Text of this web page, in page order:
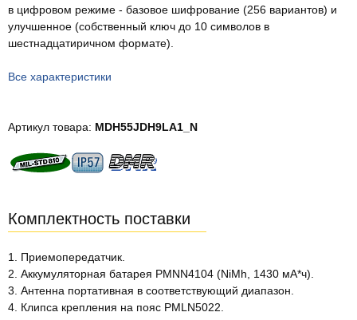
в цифровом режиме - базовое шифрование (256 вариантов) и
улучшенное (собственный ключ до 10 символов в
шестнадцатиричном формате).
Все характеристики
Артикул товара: MDH55JDH9LA1_N
Комплектность поставки
1. Приемопередатчик.
2. Аккумуляторная батарея PMNN4104 (NiMh, 1430 мА*ч).
3. Антенна портативная в соответствующий диапазон.
4. Клипса крепления на пояс PMLN5022.